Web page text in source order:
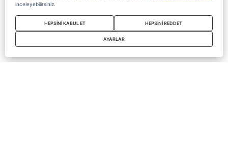
inceleyebilirsiniz.
HEPSİNİ KABUL ET HEPSİNİ REDDET
AYARLAR